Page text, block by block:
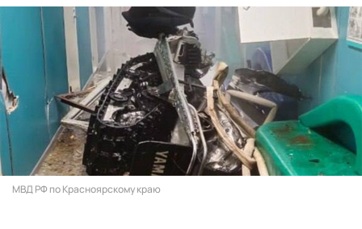
МВД РФ по Красноярскому краю